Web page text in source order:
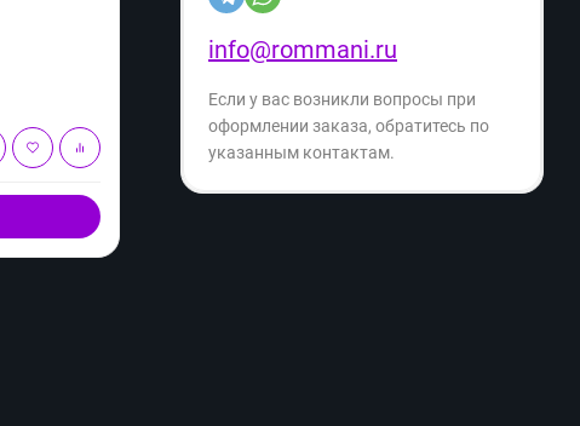
3 849₽ 5 849₽
В корзину
info@rommani.ru
Если у вас возникли вопросы при
оформлении заказа, обратитесь по
указанным контактам.